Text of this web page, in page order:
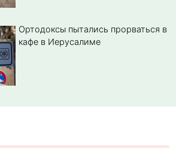
Ортодоксы пытались прорваться в
кафе в Иерусалиме